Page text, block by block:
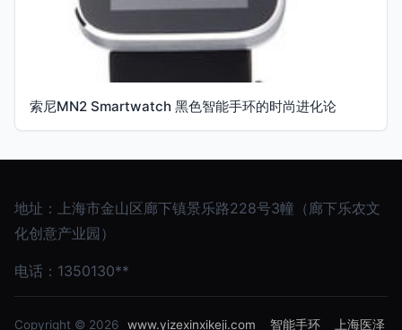
索尼MN2 Smartwatch 黑色智能手环的时尚进化论
地址：上海市金山区廊下镇景乐路228号3幢（廊下乐农文
化创意产业园）
电话：1350130**
Copyright © 2026 www.yizexinxikeji.com 智能手环 上海医泽